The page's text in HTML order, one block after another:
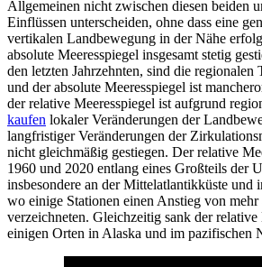
Allgemeinen nicht zwischen diesen beiden
Einflüssen unterscheiden, ohne dass eine
vertikalen Landbewegung in der Nähe
absolute Meeresspiegel insgesamt stetig
den letzten Jahrzehnten, sind die regionalen
und der absolute Meeresspiegel ist
der relative Meeresspiegel ist aufgrund
kaufen lokaler Veränderungen der
langfristiger Veränderungen der
nicht gleichmäßig gestiegen. Der relative
1960 und 2020 entlang eines Großteils der
insbesondere an der Mittelatlantikküste und
wo einige Stationen einen Anstieg von
verzeichneten. Gleichzeitig sank der relative
einigen Orten in Alaska und im pazifischen